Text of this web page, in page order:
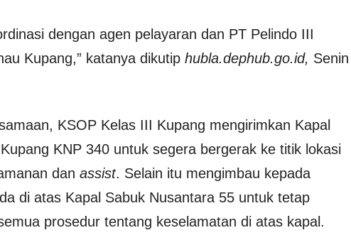
dengan agen pelayaran dan PT Pelindo III
Kupang,” katanya dikutip hubla.dephub.go.id, Senin
KSOP Kelas III Kupang mengirimkan Kapal
KNP 340 untuk segera bergerak ke titik lokasi
dan assist. Selain itu mengimbau kepada
di atas Kapal Sabuk Nusantara 55 untuk tetap
prosedur tentang keselamatan di atas kapal.